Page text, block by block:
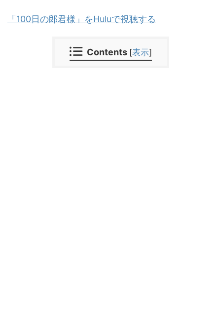
「100日の郎君様」をHuluで視聴する
Contents [表示]